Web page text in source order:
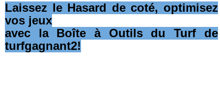
Laissez le Hasard de coté, optimisez
vos jeux
avec la Boîte à Outils du Turf de
turfgagnant2!